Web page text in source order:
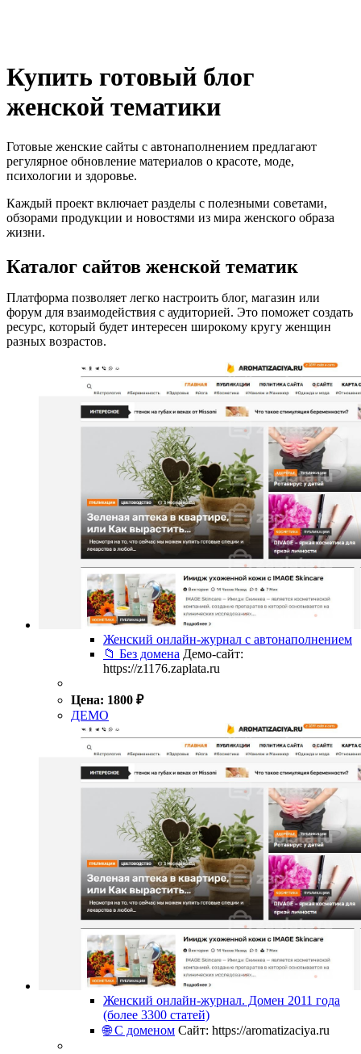
Купить готовый блог
женской тематики
Готовые женские сайты с автонаполнением предлагают
регулярное обновление материалов о красоте, моде,
психологии и здоровье.
Каждый проект включает разделы с полезными советами,
обзорами продукции и новостями из мира женского образа
жизни.
Каталог сайтов женской тематик
Платформа позволяет легко настроить блог, магазин или
форум для взаимодействия с аудиторией. Это поможет создать
ресурс, который будет интересен широкому кругу женщин
разных возрастов.
Женский онлайн-журнал с автонаполнением
📁 Без домена Демо-сайт:
https://z1176.zaplata.ru
Цена: 1800 ₽
ДЕМО
Женский онлайн-журнал. Домен 2011 года
(более 3300 статей)
🌐 С доменом Сайт: https://aromatizaciya.ru